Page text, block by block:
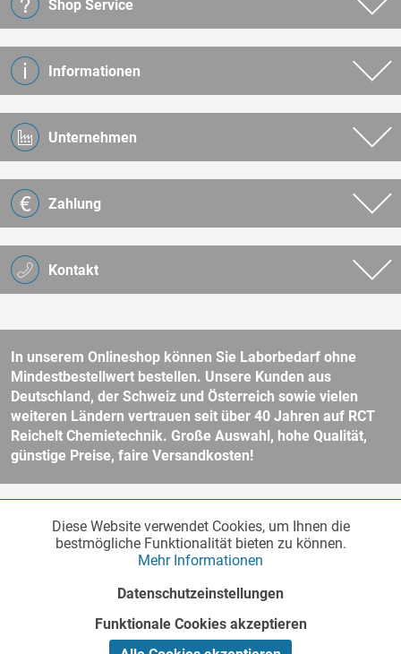
Kontakt
Shop Service
Informationen
Unternehmen
Zahlung
In unserem Onlineshop können Sie Laborbedarf ohne
Mindestbestellwert bestellen. Unsere Kunden aus
Deutschland, der Schweiz und Österreich sowie vielen
weiteren Ländern vertrauen seit über 40 Jahren auf RCT
Reichelt Chemietechnik. Große Auswahl, hohe Qualität,
günstige Preise, faire Versandkosten!
und ggf. Nachnahmegebühren, wenn nicht anders beschrieben.
Unser Webshop richtet sich an Unternehmer, öffentliche Institute und
andere gewerbliche Kunden im Sinne des § 14 BGB. Kein Verkauf an
für weitere Informationen.
Funktionale Aktiv
Inaktiv
Diese Website verwendet Cookies, um Ihnen die
bestmögliche Funktionalität bieten zu können.
Mehr Informationen
Datenschutzeinstellungen
Funktionale Cookies akzeptieren